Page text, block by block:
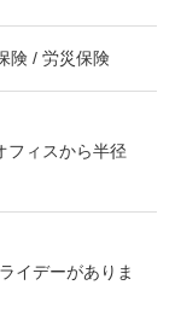
険 / 労災保険
ィスから半径
イデーがありま